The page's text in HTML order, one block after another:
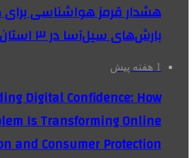
بارش‌های سیل‌آسا در ۳ استان
1 هفته پیش
Digital Confidence: How
Is Transforming Online
and Consumer Protection